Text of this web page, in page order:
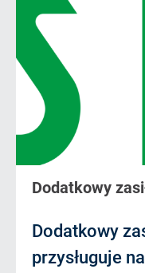
Dodatkowy
Dodatkowy
przysługuje